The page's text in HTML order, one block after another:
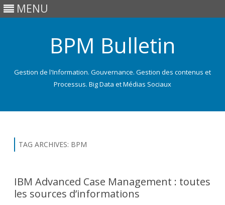
MENU
BPM Bulletin
Gestion de l'Information. Gouvernance. Gestion des contenus et
Processus. Big Data et Médias Sociaux
TAG ARCHIVES: BPM
IBM Advanced Case Management : toutes
les sources d’informations